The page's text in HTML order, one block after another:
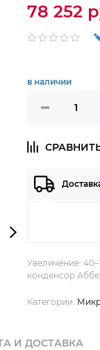
78 252
в наличии
Увеличение:
конденсор
Категории:
И ДОСТАВКА